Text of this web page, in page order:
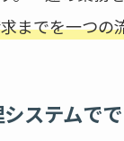
までを一つの
ステムで